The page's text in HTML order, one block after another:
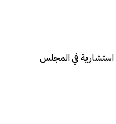
استشارية في المجلس